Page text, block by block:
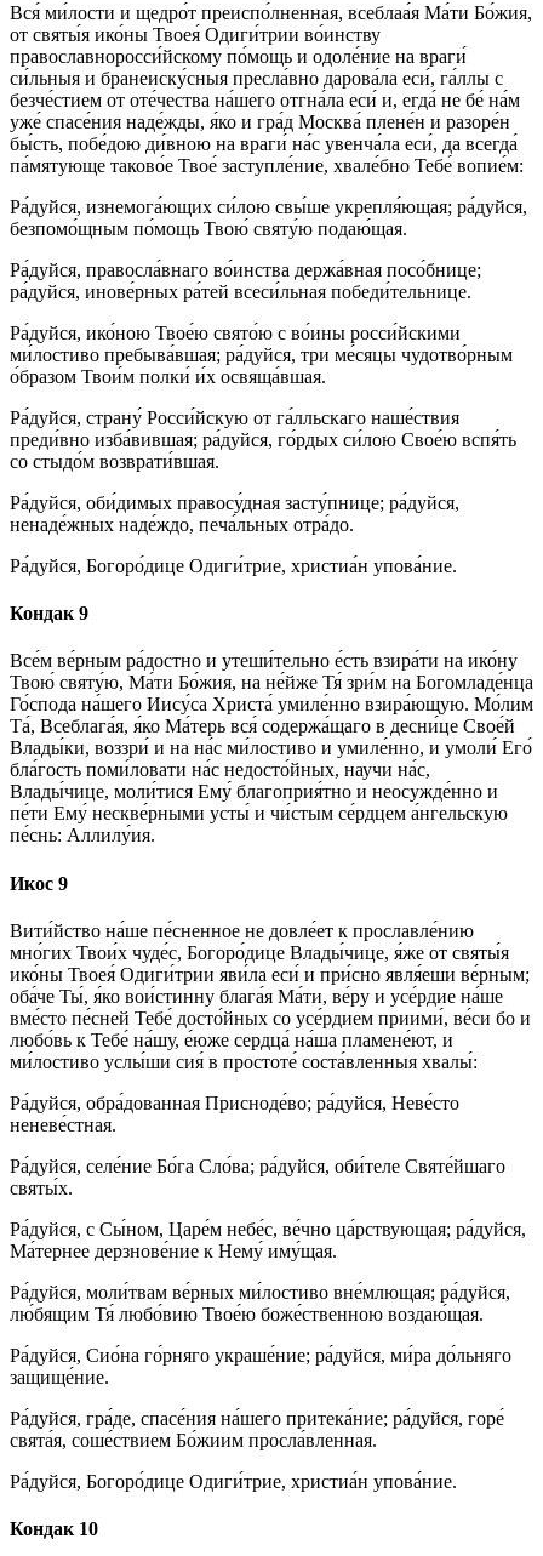
Вся́ ми́лости и щедро́т преиспо́лненная, всеблаа́я Ма́ти Бо́жия,
от святы́я ико́ны Твоея́ Одиги́трии во́инству
православноросси́йскому по́мощь и одоле́ние на враги́
си́льныя и бранеиску́сныя пресла́вно дарова́ла еси́, га́ллы с
безче́стием от оте́чества на́шего отгна́ла еси́ и, егда́ не бе́ на́м
уже́ спасе́ния наде́жды, я́ко и гра́д Москва́ плене́н и разоре́н
бы́сть, побе́дою ди́вною на враги́ на́с увенча́ла еси́, да всегда́
па́мятующе таково́е Твое́ заступле́ние, хвале́бно Тебе́ вопие́м:
Ра́дуйся, изнемога́ющих си́лою свы́ше укрепля́ющая; ра́дуйся,
безпомо́щным по́мощь Твою́ святу́ю подаю́щая.
Ра́дуйся, правосла́внаго во́инства держа́вная посо́бнице;
ра́дуйся, инове́рных ра́тей всеси́льная победи́тельнице.
Ра́дуйся, ико́ною Твое́ю свято́ю с во́ины росси́йскими
ми́лостиво пребыва́вшая; ра́дуйся, три ме́сяцы чудотво́рным
о́бразом Твои́м полки́ и́х освяща́вшая.
Ра́дуйся, страну́ Росси́йскую от га́лльскаго наше́ствия
преди́вно изба́вившая; ра́дуйся, го́рдых си́лою Свое́ю вспя́ть
со стыдо́м возврати́вшая.
Ра́дуйся, оби́димых правосу́дная засту́пнице; ра́дуйся,
ненаде́жных наде́ждо, печа́льных отра́до.
Ра́дуйся, Богоро́дице Одиги́трие, христиа́н упова́ние.
Кондак 9
Все́м ве́рным ра́достно и утеши́тельно е́сть взира́ти на ико́ну
Твою́ святу́ю, Ма́ти Бо́жия, на не́йже Тя́ зри́м на Богомладе́нца
Го́спода на́шего Иису́са Христа́ умиле́нно взира́ющую. Мо́лим
Та́, Всеблага́я, я́ко Ма́терь вся́ содержа́щаго в десни́це Свое́й
Влады́ки, воззри́ и на на́с ми́лостиво и умиле́нно, и умоли́ Его́
бла́гость поми́ловати на́с недосто́йных, научи на́с,
Влады́чице, моли́тися Ему́ благоприя́тно и неосужде́нно и
пе́ти Ему́ нескве́рными усты́ и чи́стым се́рдцем а́нгельскую
пе́снь: Аллилу́ия.
Икос 9
Вити́йство на́ше пе́сненное не довле́ет к прославле́нию
мно́гих Твои́х чуде́с, Богоро́дице Влады́чице, я́же от святы́я
ико́ны Твоея́ Одиги́трии яви́ла еси́ и при́сно явля́еши ве́рным;
оба́че Ты́, я́ко вои́стинну блага́я Ма́ти, ве́ру и усе́рдие на́ше
вме́сто пе́сней Тебе́ досто́йных со усе́рдием приими́, ве́си бо и
любо́вь к Тебе́ на́шу, е́юже сердца́ на́ша пламене́ют, и
ми́лостиво услы́ши сия́ в простоте́ соста́вленныя хвалы́:
Ра́дуйся, обра́дованная Присноде́во; ра́дуйся, Неве́сто
неневе́стная.
Ра́дуйся, селе́ние Бо́га Сло́ва; ра́дуйся, оби́теле Святе́йшаго
святы́х.
Ра́дуйся, с Сы́ном, Царе́м небе́с, ве́чно ца́рствующая; ра́дуйся,
Ма́тернее дерзнове́ние к Нему́ иму́щая.
Ра́дуйся, моли́твам ве́рных ми́лостиво вне́млющая; ра́дуйся,
лю́бящим Тя́ любо́вию Твое́ю боже́ственною воздаю́щая.
Ра́дуйся, Сио́на го́рняго украше́ние; ра́дуйся, ми́ра до́льняго
защище́ние.
Ра́дуйся, гра́де, спасе́ния на́шего притека́ние; ра́дуйся, горе́
свята́я, соше́ствием Бо́жиим просла́вленная.
Ра́дуйся, Богоро́дице Одиги́трие, христиа́н упова́ние.
Кондак 10